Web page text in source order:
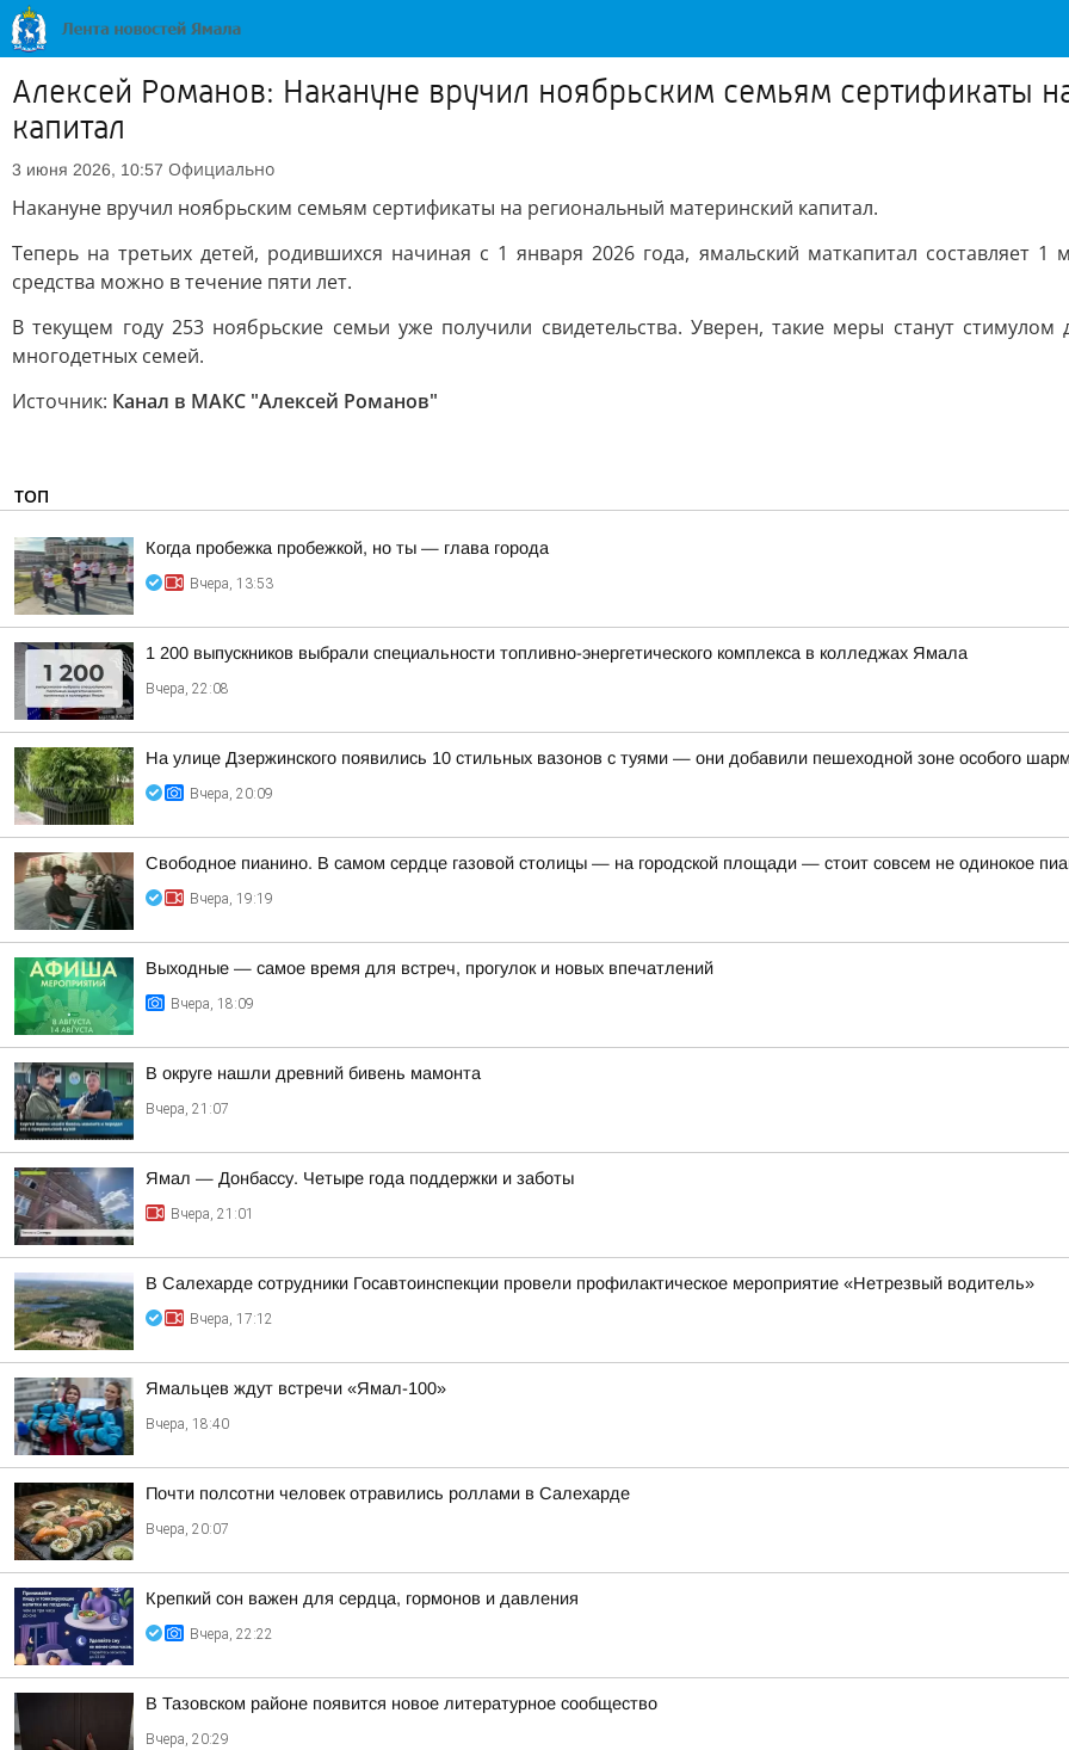
Алексей Романов: Накануне вручил ноябрьским семьям сертификаты
капитал
3 июня 2026, 10:57 Официально
Накануне вручил ноябрьским семьям сертификаты на региональный материнский капитал.
Теперь на третьих детей, родившихся начиная с 1 января 2026 года, ямальский маткапитал составляет
средства можно в течение пяти лет.
В текущем году 253 ноябрьские семьи уже получили свидетельства. Уверен, такие меры станут
многодетных семей.
Источник: Канал в МАКС "Алексей Романов"
ТОП
Когда пробежка пробежкой, но ты — глава города
Вчера, 13:53
1 200 выпускников выбрали специальности топливно-энергетического комплекса в колледжах Ямала
Вчера, 22:08
На улице Дзержинского появились 10 стильных вазонов с туями — они добавили пешеходной зоне особого
Вчера, 20:09
Свободное пианино. В самом сердце газовой столицы — на городской площади — стоит совсем не одинокое
Вчера, 19:19
Выходные — самое время для встреч, прогулок и новых впечатлений
Вчера, 18:09
В округе нашли древний бивень мамонта
Вчера, 21:07
Ямал — Донбассу. Четыре года поддержки и заботы
Вчера, 21:01
В Салехарде сотрудники Госавтоинспекции провели профилактическое мероприятие «Нетрезвый водитель»
Вчера, 17:12
Ямальцев ждут встречи «Ямал-100»
Вчера, 18:40
Почти полсотни человек отравились роллами в Салехарде
Вчера, 20:07
Крепкий сон важен для сердца, гормонов и давления
Вчера, 22:22
В Тазовском районе появится новое литературное сообщество
Вчера, 20:29